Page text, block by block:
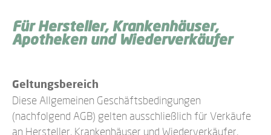
Für Hersteller, Krankenhäuser,
Apotheken und Wiederverkäufer
Geltungsbereich
Diese Allgemeinen Geschäftsbedingungen
(nachfolgend AGB) gelten ausschließlich für Verkäufe
an Hersteller, Krankenhäuser und Wiederverkäufer,